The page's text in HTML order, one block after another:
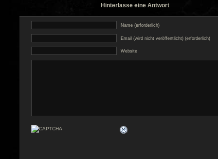
Hinterlasse eine Antwort
Name (erforderlich)
Email (wird nicht veröffentlicht) (erforderlich)
Website